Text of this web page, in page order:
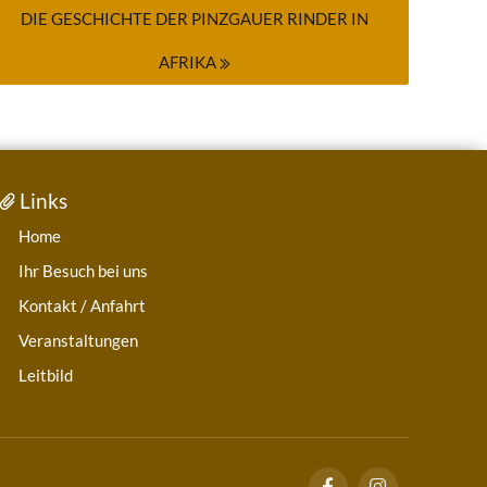
DIE GESCHICHTE DER PINZGAUER RINDER IN
AFRIKA
Links
Home
Ihr Besuch bei uns
Kontakt / Anfahrt
Veranstaltungen
Leitbild